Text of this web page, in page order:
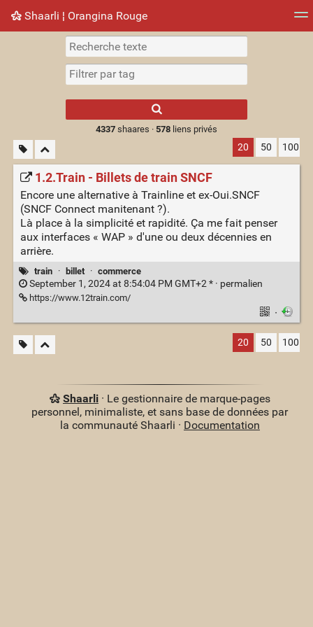
Shaarli ¦ Orangina Rouge
Nuage de tags Mur d'images
results.
4337shaares · 578liens privés
20 50 100
1.2.Train - Billets de train SNCF
Encore une alternative à Trainline et ex-Oui.SNCF
(SNCF Connect manitenant ?).
Là place à la simplicité et rapidité. Ça me fait penser
aux interfaces « WAP » d'une ou deux décennies en
arrière.
train · billet · commerce
September 1, 2024 at 8:54:04 PM GMT+2 * · permalien
https://www.12train.com/
·
20 50 100
Shaarli· Le gestionnaire de marque-pages
personnel, minimaliste, et sans base de données par
la communauté Shaarli · Documentation